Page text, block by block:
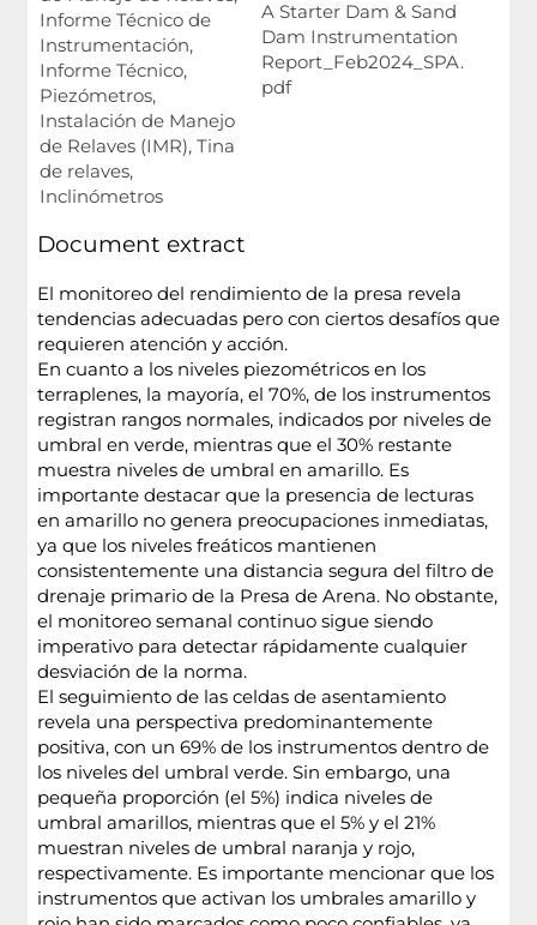
Informe Técnico de
Instrumentación,
Informe Técnico,
Piezómetros,
Instalación de Manejo
de Relaves (IMR), Tina
de relaves,
Inclinómetros
A Starter Dam & Sand
Dam Instrumentation
Report_Feb2024_SPA.
pdf
Document extract
El monitoreo del rendimiento de la presa revela
tendencias adecuadas pero con ciertos desafíos que
requieren atención y acción.
En cuanto a los niveles piezométricos en los
terraplenes, la mayoría, el 70%, de los instrumentos
registran rangos normales, indicados por niveles de
umbral en verde, mientras que el 30% restante
muestra niveles de umbral en amarillo. Es
importante destacar que la presencia de lecturas
en amarillo no genera preocupaciones inmediatas,
ya que los niveles freáticos mantienen
consistentemente una distancia segura del filtro de
drenaje primario de la Presa de Arena. No obstante,
el monitoreo semanal continuo sigue siendo
imperativo para detectar rápidamente cualquier
desviación de la norma.
El seguimiento de las celdas de asentamiento
revela una perspectiva predominantemente
positiva, con un 69% de los instrumentos dentro de
los niveles del umbral verde. Sin embargo, una
pequeña proporción (el 5%) indica niveles de
umbral amarillos, mientras que el 5% y el 21%
muestran niveles de umbral naranja y rojo,
respectivamente. Es importante mencionar que los
instrumentos que activan los umbrales amarillo y